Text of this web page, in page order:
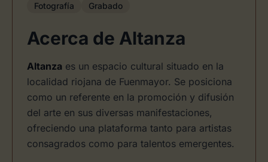
Fotografía
Grabado
Acerca de Altanza
Altanza es un espacio cultural situado en la
localidad riojana de Fuenmayor. Se posiciona
como un referente en la promoción y difusión
del arte en sus diversas manifestaciones,
ofreciendo una plataforma tanto para artistas
consagrados como para talentos emergentes.